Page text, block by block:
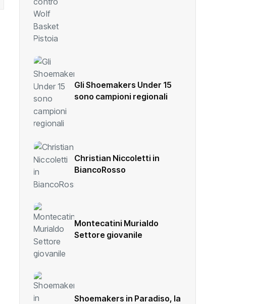
Gli Shoemakers Under 15
sono campioni regionali
Christian Niccoletti in
BiancoRosso
Montecatini Murialdo
Settore giovanile
Shoemakers in Paradiso, la